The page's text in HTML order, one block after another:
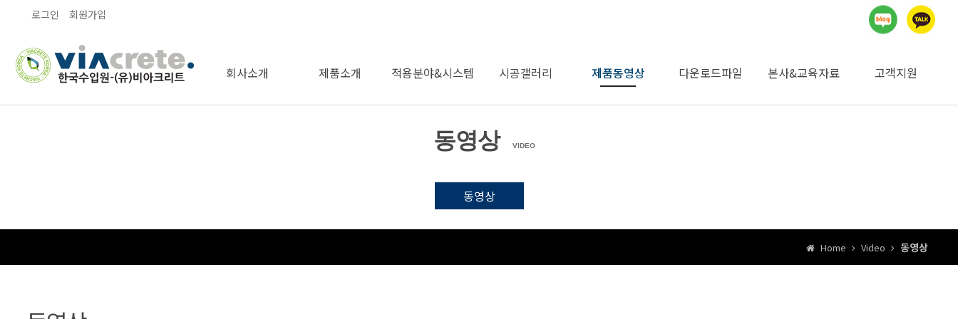
로그인 회원가입
회사소개 제품소개 적용분야&시스템
적용분야
시스템
시공갤러리 제품동영상 다운로드파일 본사&교육자료 고객지원
동영상 VIDEO
동영상
Home Video 동영상